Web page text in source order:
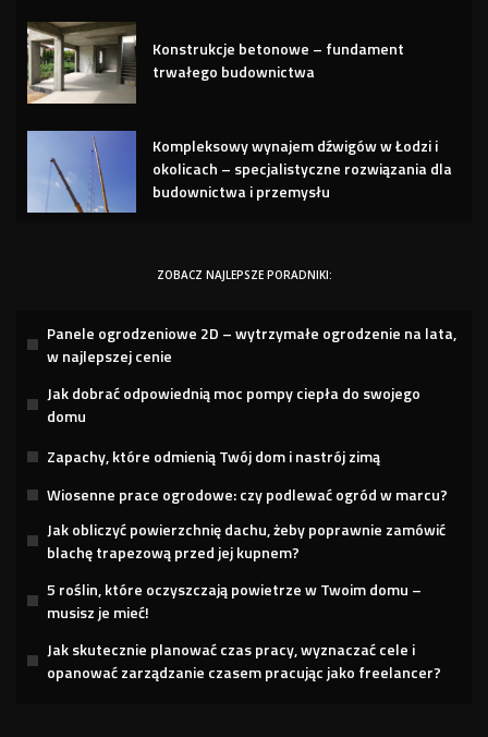
Konstrukcje betonowe – fundament
trwałego budownictwa
Kompleksowy wynajem dźwigów w Łodzi i
okolicach – specjalistyczne rozwiązania dla
budownictwa i przemysłu
ZOBACZ NAJLEPSZE PORADNIKI:
Panele ogrodzeniowe 2D – wytrzymałe ogrodzenie na lata,
w najlepszej cenie
Jak dobrać odpowiednią moc pompy ciepła do swojego
domu
Zapachy, które odmienią Twój dom i nastrój zimą
Wiosenne prace ogrodowe: czy podlewać ogród w marcu?
Jak obliczyć powierzchnię dachu, żeby poprawnie zamówić
blachę trapezową przed jej kupnem?
5 roślin, które oczyszczają powietrze w Twoim domu –
musisz je mieć!
Jak skutecznie planować czas pracy, wyznaczać cele i
opanować zarządzanie czasem pracując jako freelancer?